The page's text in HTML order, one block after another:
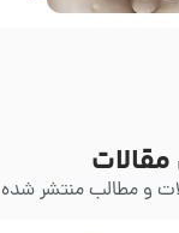
و مطالب منتشر شده